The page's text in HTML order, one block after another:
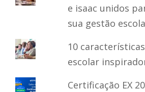
e isaac unidos
sua gestão
10
escolar
Certificação EX